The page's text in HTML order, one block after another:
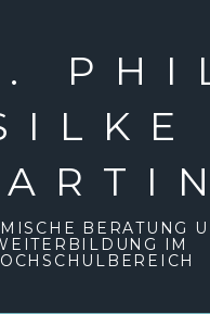
BERATUNG
IM